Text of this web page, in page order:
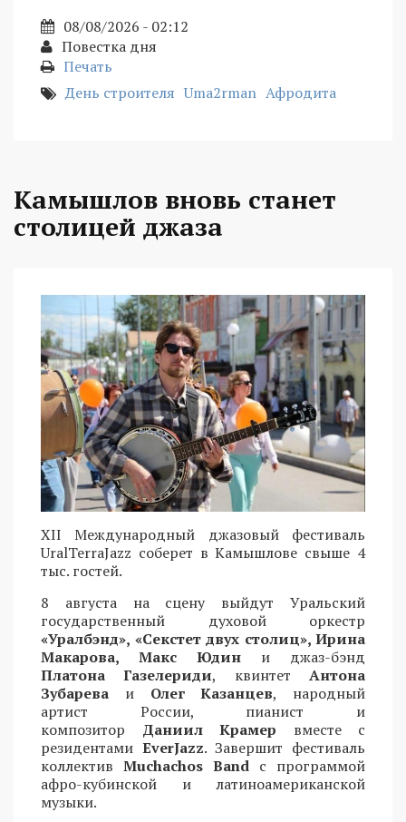
08/08/2026 - 02:12
Повестка дня
Печать
День строителя Uma2rman Афродита
Камышлов вновь станет
столицей джаза
XII Международный джазовый фестиваль
UralTerraJazz соберет в Камышлове свыше 4
тыс. гостей.
8 августа на сцену выйдут Уральский
государственный духовой оркестр
«Уралбэнд», «Секстет двух столиц», Ирина
Макарова, Макс Юдин и джаз-бэнд
Платона Газелериди, квинтетАнтона
Зубарева и Олег Казанцев, народный
артист России, пианист и
композитор Даниил Крамер вместе с
резидентами EverJazz. Завершит фестиваль
коллектив Muchachos Band с программой
афро-кубинской и латиноамериканской
музыки.